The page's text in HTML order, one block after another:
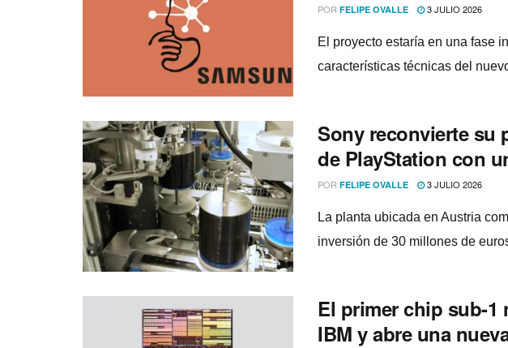
POR FELIPE OVALLE 3 JULIO 2026
El proyecto estaría en una fase
características técnicas del
Sony reconvierte su
de PlayStation con
POR FELIPE OVALLE 3 JULIO 2026
La planta ubicada en Austria
inversión de 30 millones de
El primer chip sub-1
IBM y abre una